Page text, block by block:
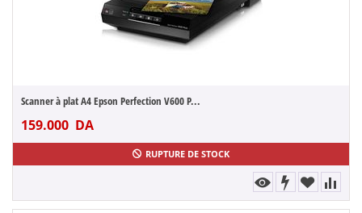
Scanner à plat A4 Epson Perfection V600 P...
159.000 DA
RUPTURE DE STOCK